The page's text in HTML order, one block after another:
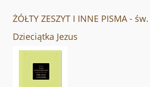
ŻÓŁTY ZESZYT I INNE PISMA -
Dzieciątka Jezus